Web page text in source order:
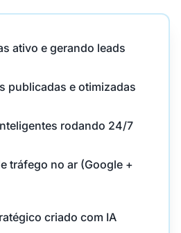
ativo e gerando leads
publicadas e otimizadas
rodando 24/7
tráfego no ar (Google +
criado com IA